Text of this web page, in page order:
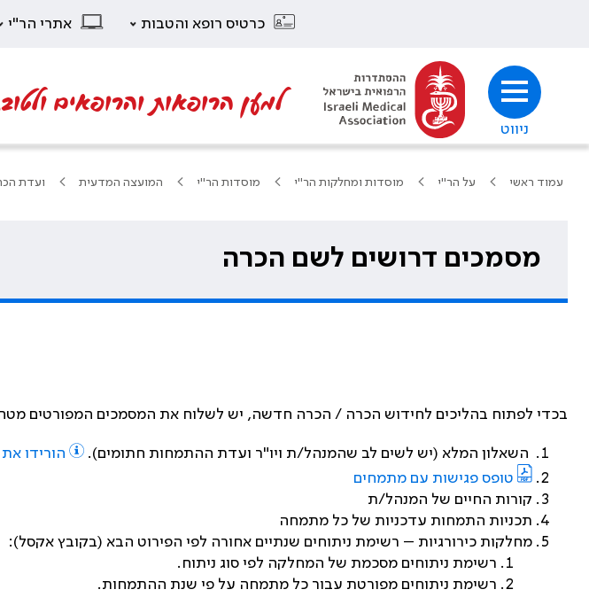
כרטיס רופא והטבות אתרי הר"י
ניווט
למען הרופאות והרופאים
עמוד ראשי על הר"י מוסדות ומחלקות הר"י מוסדות הר"י המועצה המדעית ועדת
מסמכים דרושים לשם הכרה
בכדי לפתוח בהליכים לחידוש הכרה / הכרה חדשה, יש לשלוח את המסמכים המפורטים
השאלון המלא (יש לשים לב שהמנהל/ת ויו"ר ועדת ההתמחות חתומים).
הורידו
טופס פגישות עם מתמחים
קורות החיים של המנהל/ת
תכניות התמחות עדכניות של כל מתמחה
מחלקות כירורגיות – רשימת ניתוחים שנתיים אחורה לפי הפירוט הבא (בקובץ אקסל):
רשימת ניתוחים מסכמת של המחלקה לפי סוג ניתוח.
רשימת ניתוחים מפורטת עבור כל מתמחה על פי שנת ההתמחות.